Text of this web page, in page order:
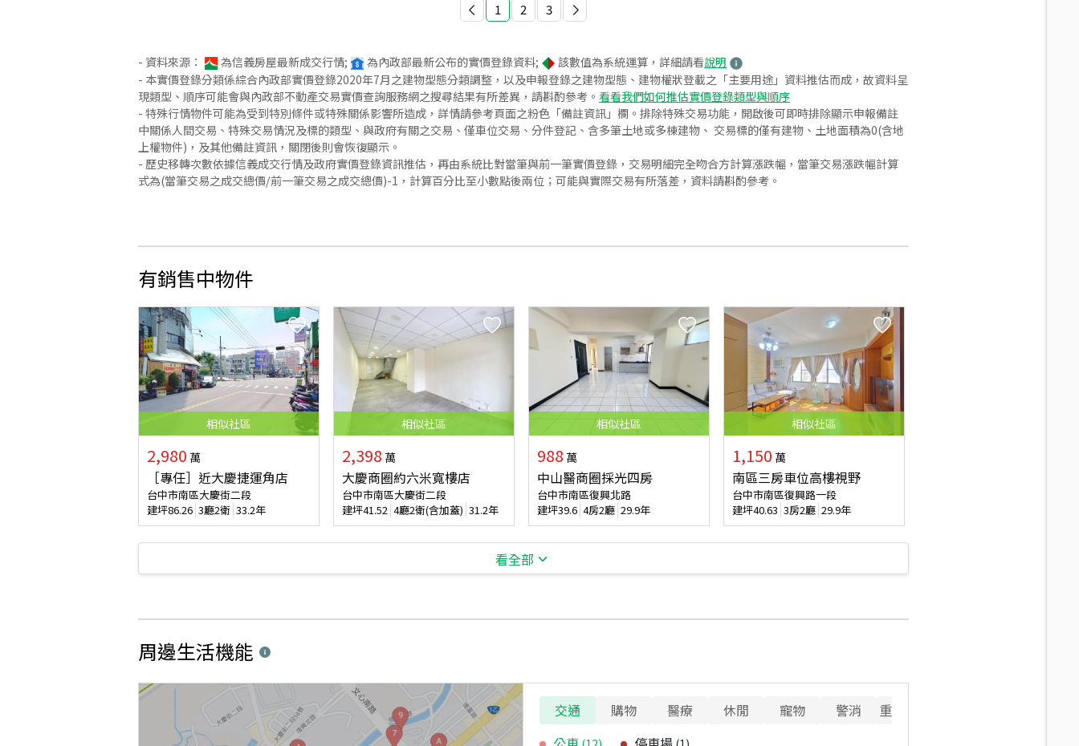
1 2 3
- 資料來源： 為信義房屋最新成交行情; 為內政部最新公布的實價登錄資料; 該數值為系統運算，詳細請看說明
- 本實價登錄分類係綜合內政部實價登錄2020年7月之建物型態分類調整，以及申報登錄之建物型態、建物權狀登載之「主要用途」資料推估而成，故資料呈
現類型、順序可能會與內政部不動產交易實價查詢服務網之搜尋結果有所差異，請斟酌參考。 看看我們如何推估實價登錄類型與順序
- 特殊行情物件可能為受到特別條件或特殊關係影響所造成，詳情請參考頁面之粉色「備註資訊」欄。排除特殊交易功能，開啟後可即時排除顯示申報備註
中關係人間交易、特殊交易情況及標的類型、與政府有關之交易、僅車位交易、分件登記、含多筆土地或多棟建物、 交易標的僅有建物、土地面積為0(含地
上權物件)，及其他備註資訊，關閉後則會恢復顯示。
- 歷史移轉次數依據信義成交行情及政府實價登錄資訊推估，再由系統比對當筆與前一筆實價登錄，交易明細完全吻合方計算漲跌幅，當筆交易漲跌幅計算
式為(當筆交易之成交總價/前一筆交易之成交總價)-1，計算百分比至小數點後兩位；可能與實際交易有所落差，資料請斟酌參考。
有銷售中物件
相似社區
2,980 萬
［專任］近大慶捷運角店
台中市南區大慶街二段
建坪86.26 3廳2衛 33.2年
相似社區
2,398 萬
大慶商圈約六米寬樓店
台中市南區大慶街二段
建坪41.52 4廳2衛(含加蓋) 31.2年
相似社區
988 萬
中山醫商圈採光四房
台中市南區復興北路
建坪39.6 4房2廳 29.9年
相似社區
1,150 萬
南區三房車位高樓視野
台中市南區復興路一段
建坪40.63 3房2廳 29.9年
看全部
周邊生活機能
交通 購物 醫療 休閒 寵物 警消
重要設施